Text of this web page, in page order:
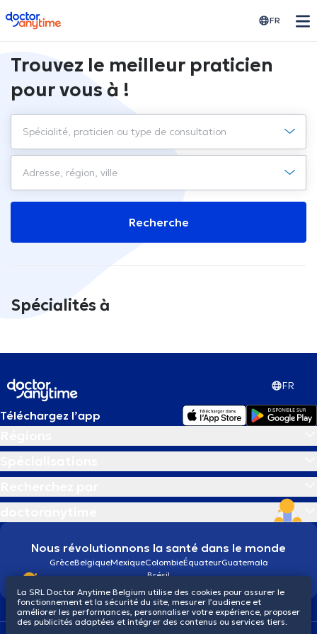
doctoranytime FR
Trouvez le meilleur praticien
pour vous à !
Recherche
Spécialités à
FR
Téléchargez l’app
Nous révolutionnons la santé dans le monde
GrèceBelgiqueMexiqueColombieÉquateurGuatemala
Brésil
La SRL Doctor Anytime Belgium utilise des cookies pour assurer le
fonctionnement et la sécurité du site, mesurer l’audience et
améliorer les performances, personnaliser votre expérience, proposer
des publicités adaptées et intégrer des contenus ou services tiers.